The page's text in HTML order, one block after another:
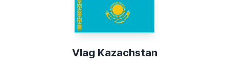
Vlag Kazachstan